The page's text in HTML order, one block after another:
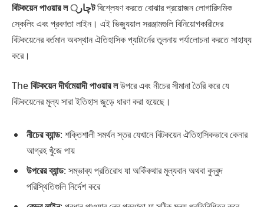
বিটকয়েন পাওয়ার ল چار্টবিশ্লেষণ করতে বোঝার প্রয়োজন লোগারিদমিক
স্কেলিং এবং প্রবণতা লাইন। এই ভিজ্যুয়াল সরঞ্জামগুলি বিনিয়োগকারীদের
বিটকয়েনের বর্তমান অবস্থান ঐতিহাসিক প্যাটার্নের তুলনায় পর্যালোচনা করতে সাহায্য
করে।
Theবিটকয়েন দীর্ঘমেয়াদী পাওয়ার লউপরে এবং নীচের সীমানা তৈরি করে যে
বিটকয়েনের মূল্য সারা ইতিহাস জুড়ে ধারণ করা হয়েছে।
নীচের ব্যান্ড: শক্তিশালী সমর্থন স্তর যেখানে বিটকয়েন ঐতিহাসিকভাবে কেনার
আগ্রহ খুঁজে পায়
উপরের ব্যান্ড: সম্ভাব্য প্রতিরোধ যা অকিঁকথার মূল্যবান অথবা বুদ্বুদ
পরিস্থিতিগুলি নির্দেশ করে